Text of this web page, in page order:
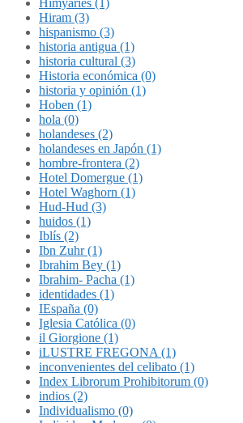
Himyaríes (1)
Hiram (3)
hispanismo (3)
historia antigua (1)
historia cultural (3)
Historia económica (0)
historia y opinión (1)
Hoben (1)
hola (0)
holandeses (2)
holandeses en Japón (1)
hombre-frontera (2)
Hotel Domergue (1)
Hotel Waghorn (1)
Hud-Hud (3)
huidos (1)
Iblís (2)
Ibn Zuhr (1)
Ibrahim Bey (1)
Ibrahim- Pacha (1)
identidades (1)
IEspaña (0)
Iglesia Católica (0)
il Giorgione (1)
iLUSTRE FREGONA (1)
inconvenientes del celibato (1)
Index Librorum Prohibitorum (0)
indios (2)
Individualismo (0)